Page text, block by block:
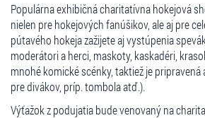
Populárna exhibičná charitatívna hokejová
nielen pre hokejových fanúšikov, ale aj pre
pútavého hokeja zažijete aj vystúpenia
moderátori a herci, maskoty, kaskadéri,
mnohé komické scénky, taktiež je
pre divákov, príp. tombola atď.).
Výťažok z podujatia bude venovaný na